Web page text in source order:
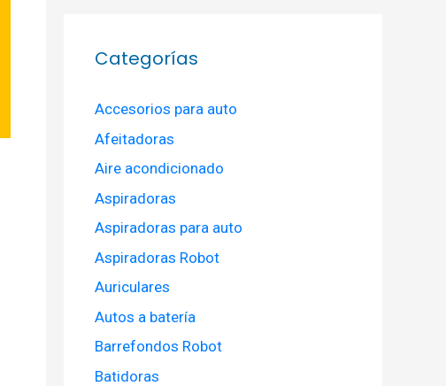
Categorías
Accesorios para auto
Afeitadoras
Aire acondicionado
Aspiradoras
Aspiradoras para auto
Aspiradoras Robot
Auriculares
Autos a batería
Barrefondos Robot
Batidoras